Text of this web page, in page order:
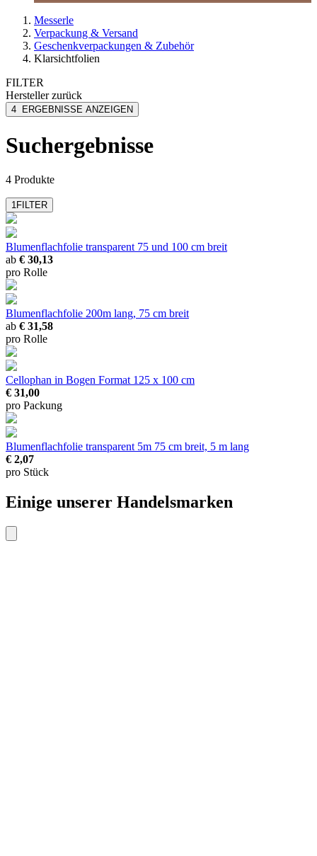
Messerle
Verpackung & Versand
Geschenkverpackungen & Zubehör
Klarsichtfolien
FILTER
Herstellerzurück
Folia
4 ERGEBNISSE ANZEIGEN
Suchergebnisse
4 Produkte
1FILTER
Blumenflachfolie transparent 75 und 100 cm breit
ab € 30,13
pro Rolle
Blumenflachfolie 200m lang, 75 cm breit
ab € 31,58
pro Rolle
Cellophan in Bogen Format 125 x 100 cm
€ 31,00
pro Packung
Blumenflachfolie transparent 5m 75 cm breit, 5 m lang
€ 2,07
pro Stück
Einige unserer Handelsmarken